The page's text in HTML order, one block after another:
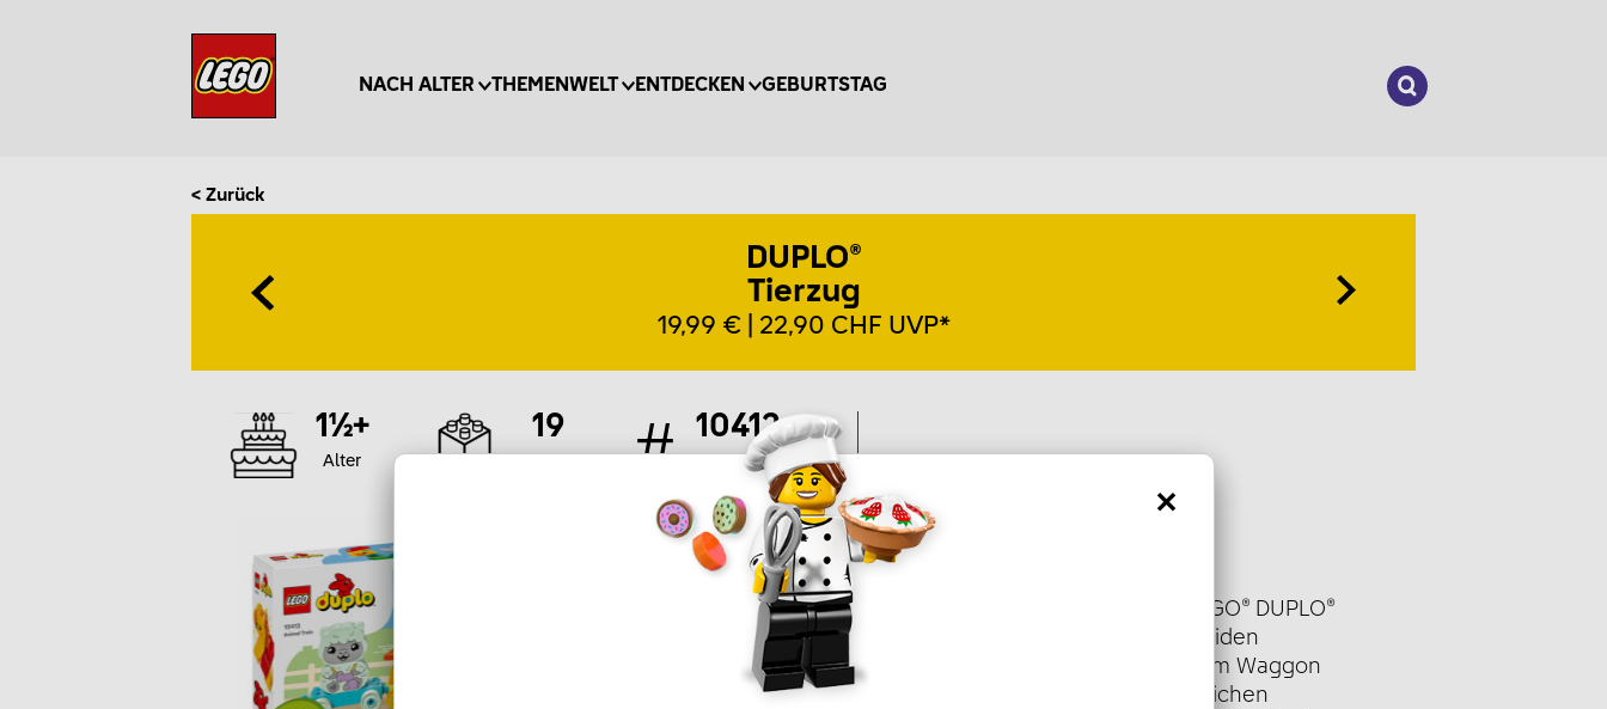
NACH ALTER THEMENWELT ENTDECKEN GEBURTSTAG
Suchen
< Zurück
DUPLO®
Tierzug
19,99 € | 22,90 CHF UVP*
1½+
Alter
19 10412
Artikel
Produktbeschreibung
Alles einsteigen in den lustigen LEGO® DUPLO®
Tierzug. Anhand der Farbe entscheiden
Kleinkinder, welches Tier in welchem Waggon
sitzen soll. Dein Kind kann die niedlichen